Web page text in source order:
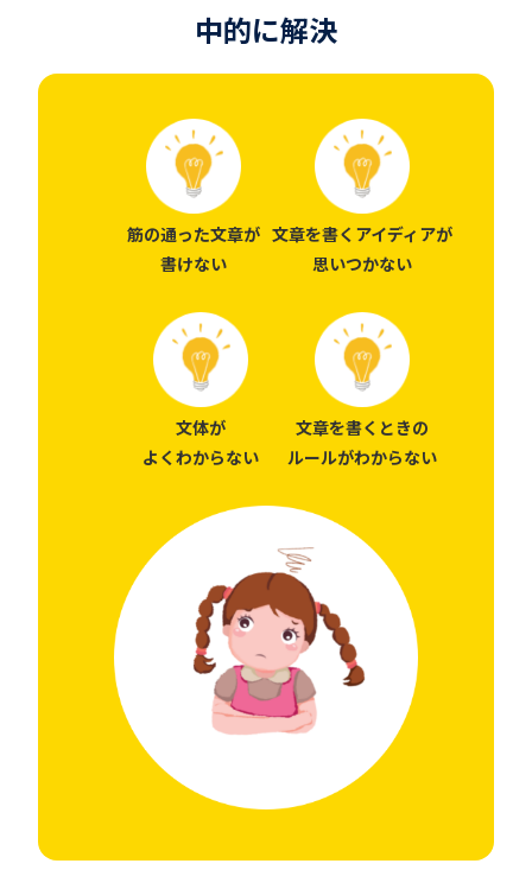
中的に解決
筋の通った文章が
書けない
文章を書くアイディアが
思いつかない
文体が
よくわからない
文章を書くときの
ルールがわからない